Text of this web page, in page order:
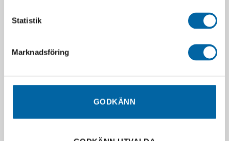
Statistik
Marknadsföring
GODKÄNN
LÄGG I VARUKORG
5/6/7/8/9/10 Delade
LÄGG I VARUKORG